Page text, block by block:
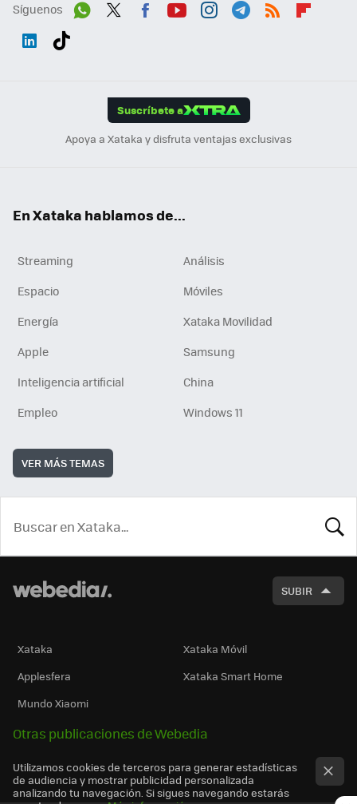
Síguenos
Suscríbete a
Apoya a Xataka y disfruta ventajas exclusivas
En Xataka hablamos de...
Streaming
Análisis
Espacio
Móviles
Energía
Xataka Movilidad
Apple
Samsung
Inteligencia artificial
China
Empleo
Windows 11
VER MÁS TEMAS
SUBIR
Xataka
Xataka Móvil
Applesfera
Xataka Smart Home
Mundo Xiaomi
Otras publicaciones de Webedia
Utilizamos cookies de terceros para generar estadísticas
de audiencia y mostrar publicidad personalizada
analizando tu navegación. Si sigues navegando estarás